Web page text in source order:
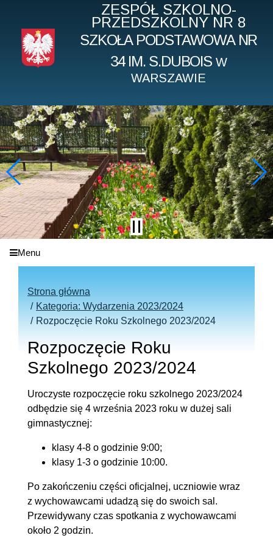
ZESPÓŁ SZKOLNO-
PRZEDSZKOLNY NR 8
SZKOŁA PODSTAWOWA NR
34 IM. S.DUBOIS W
WARSZAWIE
Menu
Strona główna
Kategoria: Wydarzenia 2023/2024
Rozpoczęcie Roku Szkolnego 2023/2024
Rozpoczęcie Roku
Szkolnego 2023/2024
Uroczyste rozpoczęcie roku szkolnego 2023/2024
odbędzie się 4 września 2023 roku w dużej sali
gimnastycznej:
klasy 4-8 o godzinie 9:00;
klasy 1-3 o godzinie 10:00.
Po zakończeniu części oficjalnej, uczniowie wraz
z wychowawcami udadzą się do swoich sal.
Przewidywany czas spotkania z wychowawcami
około 2 godzin.